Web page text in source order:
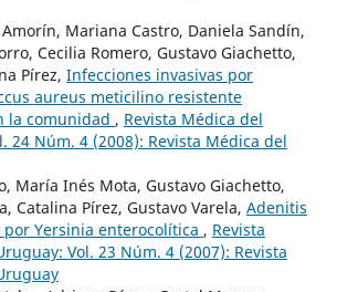
Mariana Castro, Daniela Sandín,
Cecilia Romero, Gustavo Giachetto,
Pírez, Infecciones invasivas por
aureus meticilino resistente
la comunidad , Revista Médica del
24 Núm. 4 (2008): Revista Médica del
María Inés Mota, Gustavo Giachetto,
Catalina Pírez, Gustavo Varela, Adenitis
Yersinia enterocolítica , Revista
Vol. 23 Núm. 4 (2007): Revista